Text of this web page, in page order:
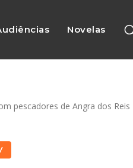
Novelas
pescadores de Angra dos Reis